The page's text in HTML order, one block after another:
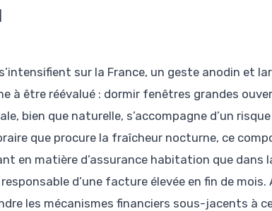
sur la France, un geste anodin et
à être réévalué : dormir fenêtres grandes
bien que naturelle, s’accompagne d’un
que procure la fraîcheur nocturne, ce
en matière d’assurance habitation que dans
d’une facture élevée en fin de mois.
les mécanismes financiers sous-jacents à